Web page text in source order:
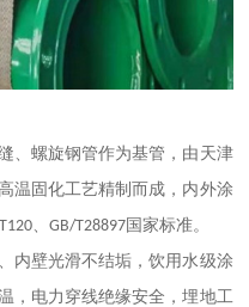
、螺旋钢管作为基管，由天津
温固化工艺精制而成，内外涂
、GB/T28897 国家标准。
内壁光滑不结垢，饮用水级涂
，电力穿线绝缘安全，埋地工